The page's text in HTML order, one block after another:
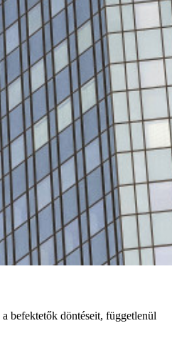
befektetők döntéseit, függetlenül